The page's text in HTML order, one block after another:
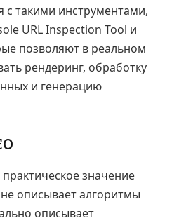
с такими инструментами,
URL Inspection Tool и
позволяют в реальном
рендеринг, обработку
и генерацию
значение
не описывает алгоритмы
описывает